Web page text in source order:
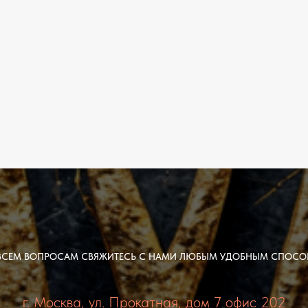
ВОПРОСАМ СВЯЖИТЕСЬ С НАМИ ЛЮБЫМ УДОБНЫМ
г. Москва, ул. Прокатная, дом 7 офис 202